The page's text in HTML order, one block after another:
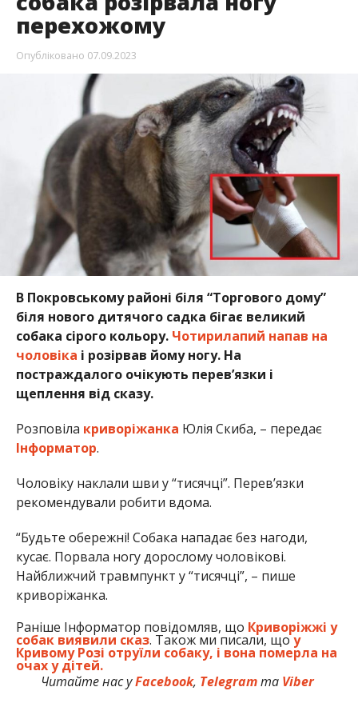
перехожому
Опубліковано 07.09.2023
В Покровському районі біля “Торгового дому”
біля нового дитячого садка бігає великий
собака сірого кольору. Чотирилапий напав на
чоловіка і розірвав йому ногу. На
постраждалого очікують перев’язки і
щеплення від сказу.
Розповіла криворіжанка Юлія Скиба, – передає
Інформатор.
Чоловіку наклали шви у “тисячці”. Перев’язки
рекомендували робити вдома.
“Будьте обережні! Собака нападає без нагоди,
кусає. Порвала ногу дорослому чоловікові.
Найближчий травмпункт у “тисячці”, – пише
криворіжанка.
Раніше Інформатор повідомляв, що Криворіжжі у
собак виявили сказ. Також ми писали, щоу
Кривому Розі отруїли собаку, і вона померла на
очах у дітей.
Читайте нас уFacebook, Telegramта Viber